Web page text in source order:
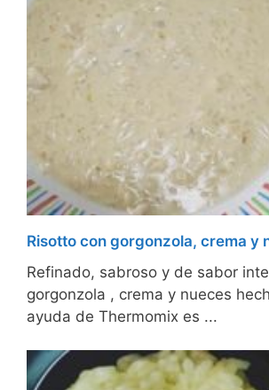
Risotto con gorgonzola, crema y
Refinado, sabroso y de sabor
gorgonzola , crema y nueces
ayuda de Thermomix es ...